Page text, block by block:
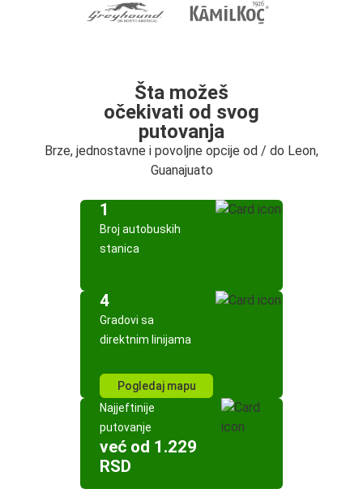
Šta možeš
očekivati od svog
putovanja
Brze, jednostavne i povoljne opcije od / do Leon,
Guanajuato
1
Broj autobuskih
stanica
4
Gradovi sa
direktnim linijama
Pogledaj mapu
Najjeftinije
putovanje
već od 1.229
RSD